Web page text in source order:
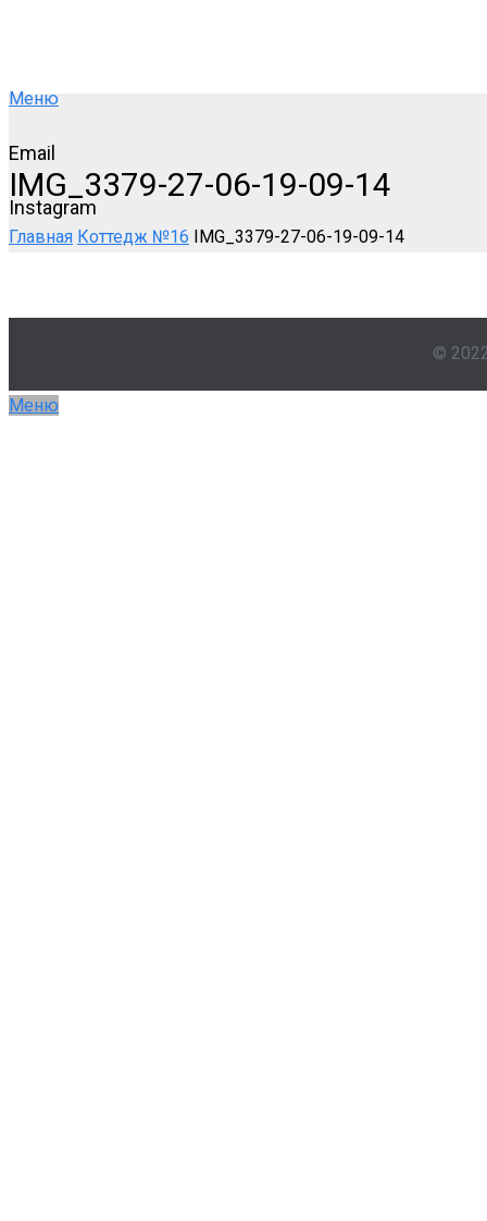
Меню
Email
Instagram
IMG_3379-27-06-19-09-14
Главная Коттедж №16 IMG_3379-27-06-19-09-14
©
Меню